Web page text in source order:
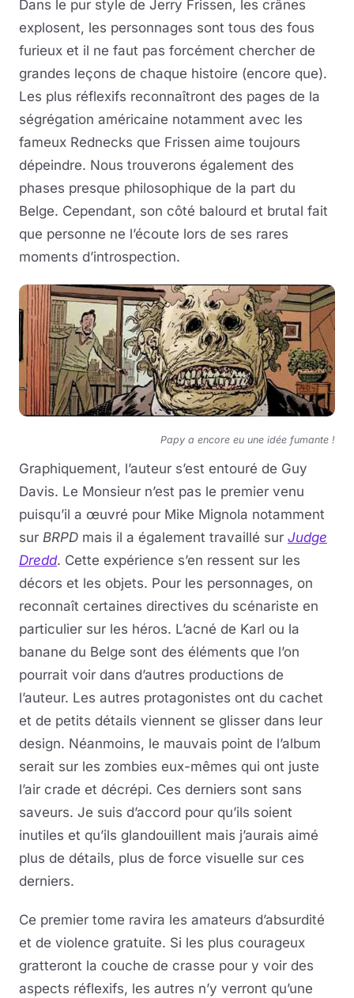
Dans le pur style de Jerry Frissen, les crânes
explosent, les personnages sont tous des fous
furieux et il ne faut pas forcément chercher de
grandes leçons de chaque histoire (encore que).
Les plus réflexifs reconnaîtront des pages de la
ségrégation américaine notamment avec les
fameux Rednecks que Frissen aime toujours
dépeindre. Nous trouverons également des
phases presque philosophique de la part du
Belge. Cependant, son côté balourd et brutal fait
que personne ne l’écoute lors de ses rares
moments d’introspection.
Papy a encore eu une idée fumante !
Graphiquement, l’auteur s’est entouré de Guy
Davis. Le Monsieur n’est pas le premier venu
puisqu’il a œuvré pour Mike Mignola notamment
sur BRPD mais il a également travaillé sur Judge
Dredd. Cette expérience s’en ressent sur les
décors et les objets. Pour les personnages, on
reconnaît certaines directives du scénariste en
particulier sur les héros. L’acné de Karl ou la
banane du Belge sont des éléments que l’on
pourrait voir dans d’autres productions de
l’auteur. Les autres protagonistes ont du cachet
et de petits détails viennent se glisser dans leur
design. Néanmoins, le mauvais point de l’album
serait sur les zombies eux-mêmes qui ont juste
l’air crade et décrépi. Ces derniers sont sans
saveurs. Je suis d’accord pour qu’ils soient
inutiles et qu’ils glandouillent mais j’aurais aimé
plus de détails, plus de force visuelle sur ces
derniers.
Ce premier tome ravira les amateurs d’absurdité
et de violence gratuite. Si les plus courageux
gratteront la couche de crasse pour y voir des
aspects réflexifs, les autres n’y verront qu’une